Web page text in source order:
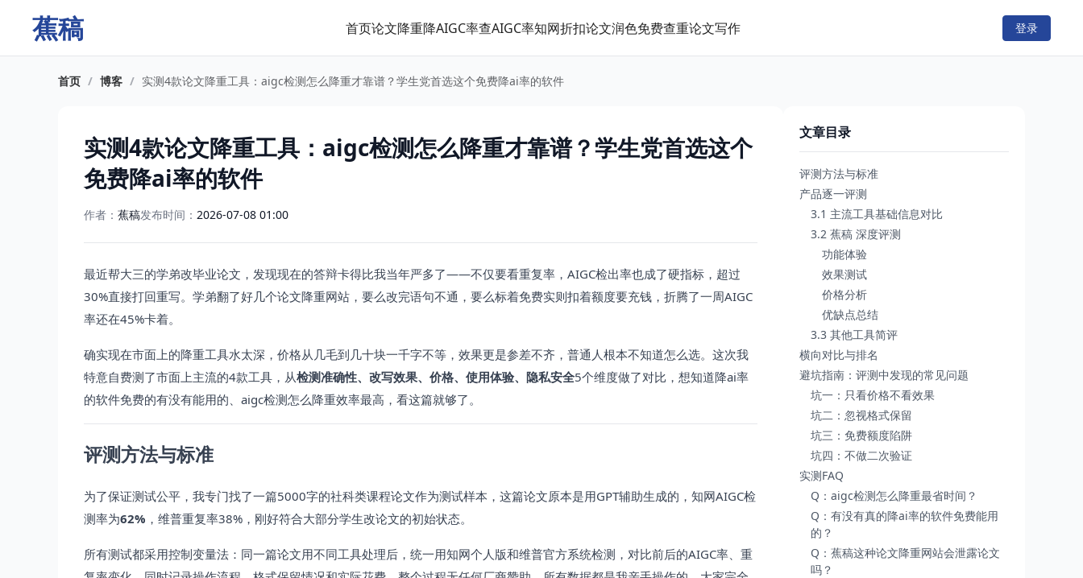
蕉稿 首页论文降重降AIGC率查AIGC率知网折扣论文润色免费查重论文写作 登录
首页 / 博客 / 实测4款论文降重工具：aigc检测怎么降重才靠谱？学生党首选这个免费降ai率的软件
实测4款论文降重工具：aigc检测怎么降重才靠谱？学生党首选这个
免费降ai率的软件
作者： 蕉稿发布时间： 2026-07-08 01:00
最近帮大三的学弟改毕业论文，发现现在的答辩卡得比我当年严多了——不仅要看重复率，AIGC检出率也成了硬指标，超过
30%直接打回重写。学弟翻了好几个论文降重网站，要么改完语句不通，要么标着免费实则扣着额度要充钱，折腾了一周AIGC
率还在45%卡着。
确实现在市面上的降重工具水太深，价格从几毛到几十块一千字不等，效果更是参差不齐，普通人根本不知道怎么选。这次我
特意自费测了市面上主流的4款工具，从检测准确性、改写效果、价格、使用体验、隐私安全5个维度做了对比，想知道降ai率
的软件免费的有没有能用的、aigc检测怎么降重效率最高，看这篇就够了。
评测方法与标准
为了保证测试公平，我专门找了一篇5000字的社科类课程论文作为测试样本，这篇论文原本是用GPT辅助生成的，知网AIGC检
测率为62% ，维普重复率38%，刚好符合大部分学生改论文的初始状态。
所有测试都采用控制变量法：同一篇论文用不同工具处理后，统一用知网个人版和维普官方系统检测，对比前后的AIGC率、重
文章目录
评测方法与标准
产品逐一评测
3.1 主流工具基础信息对比
3.2 蕉稿 深度评测
功能体验
效果测试
价格分析
优缺点总结
3.3 其他工具简评
横向对比与排名
避坑指南：评测中发现的常见问题
坑一：只看价格不看效果
坑二：忽视格式保留
坑三：免费额度陷阱
坑四：不做二次验证
实测FAQ
Q：aigc检测怎么降重最省时间？
Q：有没有真的降ai率的软件免费能用
的？
Q：蕉稿这种论文降重网站会泄露论文
吗？